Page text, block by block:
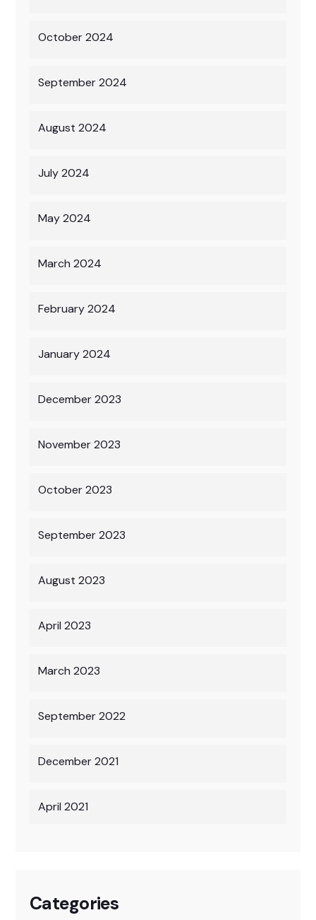
October 2024
September 2024
August 2024
July 2024
May 2024
March 2024
February 2024
January 2024
December 2023
November 2023
October 2023
September 2023
August 2023
April 2023
March 2023
September 2022
December 2021
April 2021
Categories